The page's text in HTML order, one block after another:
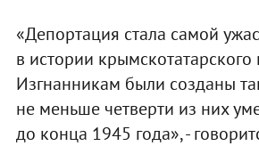
«Депортация стала самой
в истории крымскотатарского
Изгнанникам были созданы
не меньше четверти из них
до конца 1945 года», -